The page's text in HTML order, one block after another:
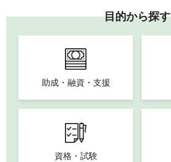
目的から探す
助成・融資・支援
資格・試験